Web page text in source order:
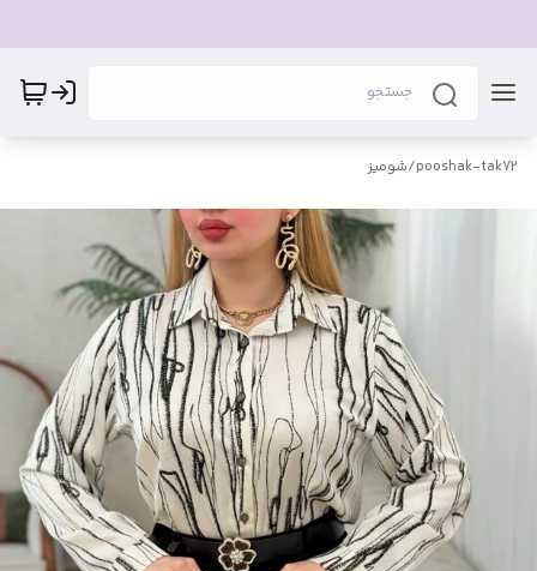
pooshak-tak72
/شومیز